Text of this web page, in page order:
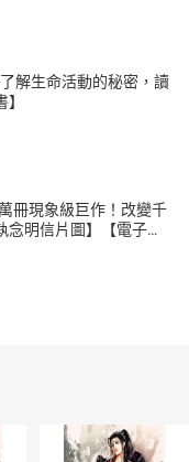
解生命活動的秘密，讀
冊現象級巨作！改變千
念明信片圖】【電子